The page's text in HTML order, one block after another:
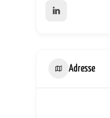
Adresse